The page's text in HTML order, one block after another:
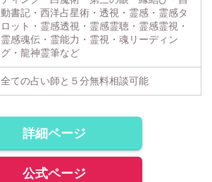
動書記・西洋占星術・透視・霊感・霊感タ
ロット・霊感透視・霊感霊聴・霊感霊視・
霊感魂伝・霊能力・霊視・魂リーディン
グ・龍神霊筆など
全ての占い師と５分無料相談可能
詳細ページ
公式ページ